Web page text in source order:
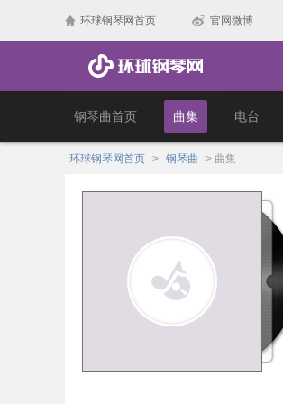
环球钢琴网首页 官网微博
钢琴曲首页 曲集 电台
环球钢琴网首页 > 钢琴曲 > 曲集